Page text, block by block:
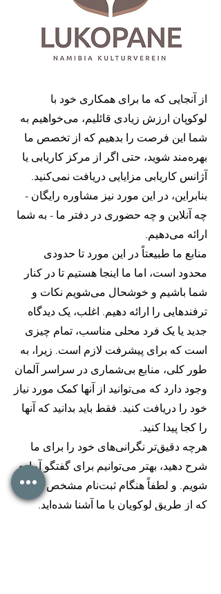
از آنجایی که ما برای همکاری خود با
لوکوپان ارزش زیادی قائلیم، می‌خواهیم به
شما این فرصت را بدهیم که از تخصص ما
بهره‌مند شوید، حتی اگر از مرکز کاریابی یا
آژانس کاریابی مزایایی دریافت نمی‌کنید.
بنابراین، در این مورد نیز مشاوره رایگان -
چه آنلاین و چه حضوری در دفتر ما - به شما
ارائه می‌دهیم.
منابع ما طبیعتاً در این مورد تا حدودی
محدود است، اما ما اینجا هستیم تا در کنار
شما باشیم و خوشحال می‌شویم نکات و
ترفندهایی را ارائه دهیم. اغلب، یک دیدگاه
جدید یا یک فرد محلی مناسب، تمام چیزی
است که برای پیشرفت لازم است. زیرا، به
طور کلی، منابع بی‌شماری در سراسر آلمان
وجود دارد که می‌توانید از آنها کمک مورد نیاز
خود را دریافت کنید. فقط باید بدانید که آنها
را کجا پیدا کنید.
هرچه دقیق‌تر نگرانی‌های خود را برای ما
شرح دهید، بهتر می‌توانیم برای گفتگو آماده
شویم. و لطفاً هنگام ثبت‌نام مشخص کنید
که از طریق لوکوپان با ما آشنا شده‌اید.